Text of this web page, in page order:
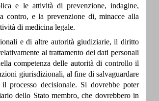
e le attività di prevenzione, indagine,
contro, e la prevenzione di, minacce alla
di medicina legale.
e di altre autorità giudiziarie, il diritto
al trattamento dei dati personali
competenza delle autorità di controllo il
giurisdizionali, al fine di salvaguardare
processo decisionale. Si dovrebbe poter
dello Stato membro, che dovrebbero in